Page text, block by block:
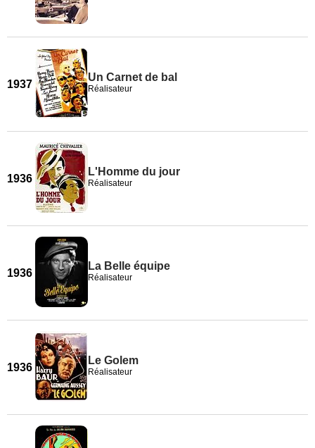
1937
Un Carnet de bal
Réalisateur
1936
L'Homme du jour
Réalisateur
1936
La Belle équipe
Réalisateur
1936
Le Golem
Réalisateur